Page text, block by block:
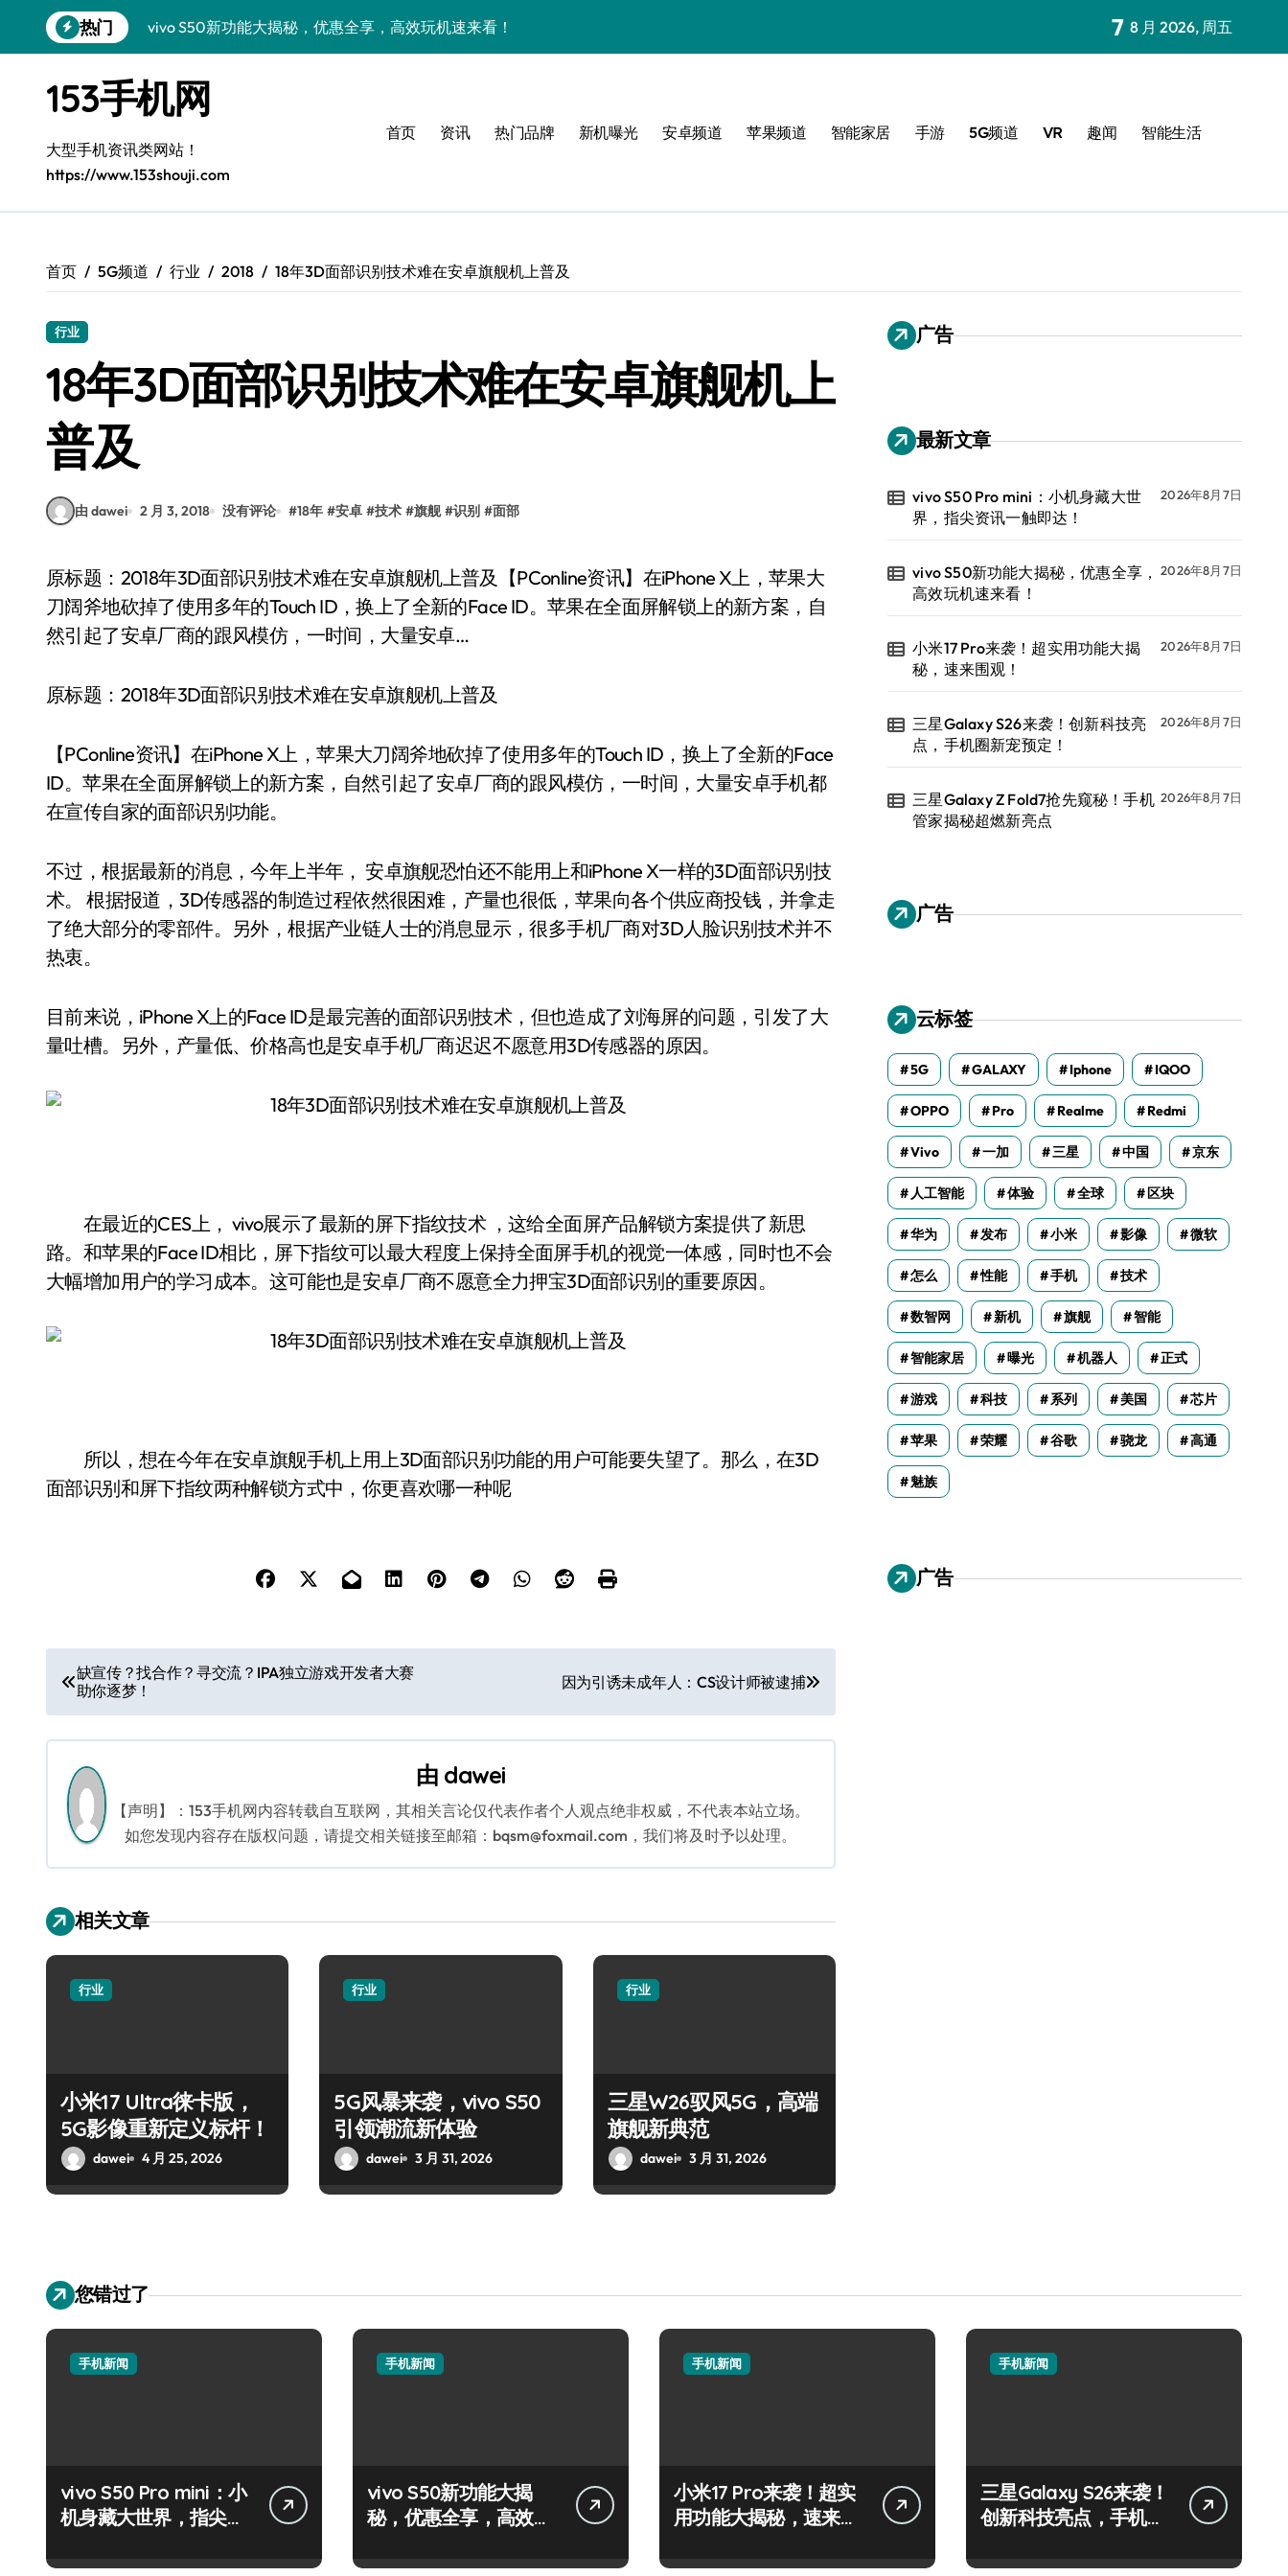
到
热门
vivo S50新功能大揭秘，优惠全享，高效玩机速来看！
三星Galaxy S26来袭！创新科技亮点，手机圈新宠预定！
三星Galaxy Z Fold7抢先窥秘！手机管家揭秘超燃新亮点
S25 Ultra颜值炸裂！定制主题潮到没朋友
S24+震撼登场，美出新高度！
A56 5G登场，三星风尚新定义！
vivo S50 Pro mini：小机身藏大世界，指尖资讯一触即达！
7 8 月 2026, 周五
153手机网
大型手机资讯类网站！
https://www.153shouji.com
首页 资讯 热门品牌 新机曝光 安卓频道 苹果频道 智能家居 手游 5G频道 VR 趣闻 智能生活
首页 5G频道 行业 2018 18年3D面部识别技术难在安卓旗舰机上普及
行业
18年3D面部识别技术难在安卓旗舰机上
普及
由 dawei 2 月 3, 2018 没有评论 #18年 #安卓 #技术 #旗舰 #识别 #面部
原标题：2018年3D面部识别技术难在安卓旗舰机上普及【PConline资讯】在iPhone X上，苹果大
刀阔斧地砍掉了使用多年的Touch ID，换上了全新的Face ID。苹果在全面屏解锁上的新方案，自
然引起了安卓厂商的跟风模仿，一时间，大量安卓…
原标题：2018年3D面部识别技术难在安卓旗舰机上普及
【PConline资讯】在iPhone X上，苹果大刀阔斧地砍掉了使用多年的Touch ID，换上了全新的Face
ID。苹果在全面屏解锁上的新方案，自然引起了安卓厂商的跟风模仿，一时间，大量安卓手机都
在宣传自家的面部识别功能。
不过，根据最新的消息，今年上半年， 安卓旗舰恐怕还不能用上和iPhone X一样的3D面部识别技
术。 根据报道，3D传感器的制造过程依然很困难，产量也很低，苹果向各个供应商投钱，并拿走
了绝大部分的零部件。另外，根据产业链人士的消息显示，很多手机厂商对3D人脸识别技术并不
热衷。
目前来说，iPhone X上的Face ID是最完善的面部识别技术，但也造成了刘海屏的问题，引发了大
量吐槽。另外，产量低、价格高也是安卓手机厂商迟迟不愿意用3D传感器的原因。
在最近的CES上， vivo展示了最新的屏下指纹技术 ，这给全面屏产品解锁方案提供了新思
路。和苹果的Face ID相比，屏下指纹可以最大程度上保持全面屏手机的视觉一体感，同时也不会
大幅增加用户的学习成本。这可能也是安卓厂商不愿意全力押宝3D面部识别的重要原因。
所以，想在今年在安卓旗舰手机上用上3D面部识别功能的用户可能要失望了。那么，在3D
面部识别和屏下指纹两种解锁方式中，你更喜欢哪一种呢
文
章
导
航
缺宣传？找合作？寻交流？IPA独立游戏开发者大赛
助你逐梦！
因为引诱未成年人：CS设计师被逮捕
由 dawei
【声明】：153手机网内容转载自互联网，其相关言论仅代表作者个人观点绝非权威，不代表本站立场。
如您发现内容存在版权问题，请提交相关链接至邮箱：bqsm@foxmail.com，我们将及时予以处理。
相关文章
行业
小米17 Ultra徕卡版，
5G影像重新定义标杆！
dawei 4 月 25, 2026
行业
5G风暴来袭，vivo S50
引领潮流新体验
dawei 3 月 31, 2026
行业
三星W26驭风5G，高端
旗舰新典范
dawei 3 月 31, 2026
广告
最新文章
vivo S50 Pro mini：小机身藏大世
界，指尖资讯一触即达！
2026年8月7日
vivo S50新功能大揭秘，优惠全享，
高效玩机速来看！
2026年8月7日
小米17 Pro来袭！超实用功能大揭
秘，速来围观！
2026年8月7日
三星Galaxy S26来袭！创新科技亮
点，手机圈新宠预定！
2026年8月7日
三星Galaxy Z Fold7抢先窥秘！手机
管家揭秘超燃新亮点
2026年8月7日
广告
云标签
5G GALAXY Iphone IQOO
OPPO Pro Realme Redmi
Vivo 一加 三星 中国 京东
人工智能 体验 全球 区块
华为 发布 小米 影像 微软
怎么 性能 手机 技术
数智网 新机 旗舰 智能
智能家居 曝光 机器人 正式
游戏 科技 系列 美国 芯片
苹果 荣耀 谷歌 骁龙 高通
魅族
广告
您错过了
手机新闻
vivo S50 Pro mini：小
机身藏大世界，指尖资
手机新闻
vivo S50新功能大揭
秘，优惠全享，高效玩
手机新闻
小米17 Pro来袭！超实
用功能大揭秘，速来围
手机新闻
三星Galaxy S26来袭！
创新科技亮点，手机圈